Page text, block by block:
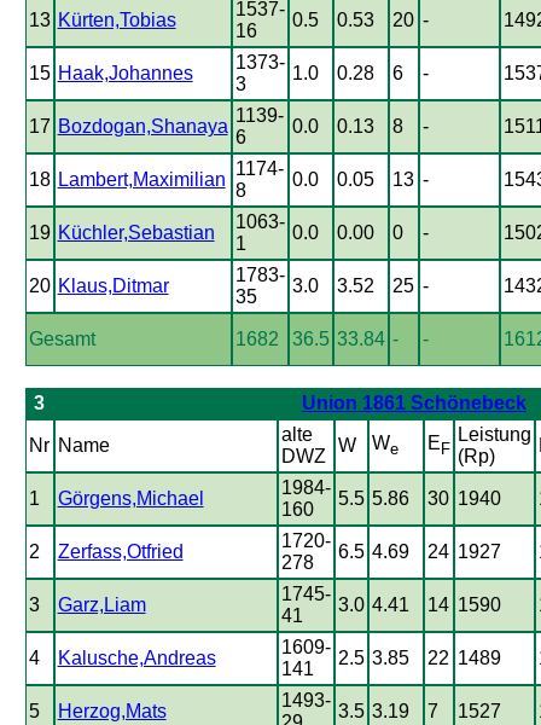
13 Kürten,Tobias
1537-
16
0.5 0.53 20 -
15 Haak,Johannes
1373-
3
1.0 0.28 6 -
17 Bozdogan,Shanaya
1139-
6
0.0 0.13 8 -
18 Lambert,Maximilian
1174-
8
0.0 0.05 13 -
19 Küchler,Sebastian
1063-
1
0.0 0.00 0 -
20 Klaus,Ditmar
1783-
35
3.0 3.52 25 -
Gesamt 1682 36.5 33.84 - -
3 Union 1861 Schönebeck
Nr Name
alte
DWZ
W We E F
Leistung
(Rp)
1 Görgens,Michael
1984-
160
5.5 5.86 30 1940
2 Zerfass,Otfried
1720-
278
6.5 4.69 24 1927
3 Garz,Liam
1745-
41
3.0 4.41 14 1590
4 Kalusche,Andreas
1609-
141
2.5 3.85 22 1489
5 Herzog,Mats
1493-
3.5 3.19 7 1527